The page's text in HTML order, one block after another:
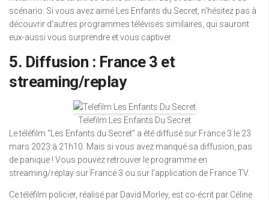
scénario. Si vous avez aimé Les Enfants du Secret, n’hésitez pas à
découvrir d’autres programmes télévisés similaires, qui sauront
eux-aussi vous surprendre et vous captiver.
5. Diffusion : France 3 et
streaming/replay
Telefilm Les Enfants Du Secret
Le téléfilm “Les Enfants du Secret” a été diffusé sur France 3 le 23
mars 2023 à 21h10. Mais si vous avez manqué sa diffusion, pas
de panique ! Vous pouvez retrouver le programme en
streaming/replay sur France 3 ou sur l’application de France TV.
Ce téléfilm policier, réalisé par David Morley, est co-écrit par Céline